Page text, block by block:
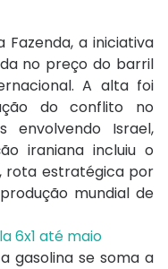
a iniciativa
no preço do barril
A alta foi
do conflito no
envolvendo Israel,
iraniana incluiu o
rota estratégica por
mundial de
6x1 até maio
gasolina se soma a